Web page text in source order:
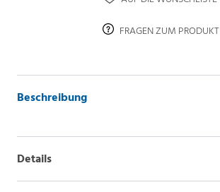
FRAGEN ZUM PRODUKT
Beschreibung
Details